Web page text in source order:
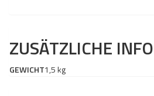
ZUSÄTZLICHE
GEWICHT1,5 kg